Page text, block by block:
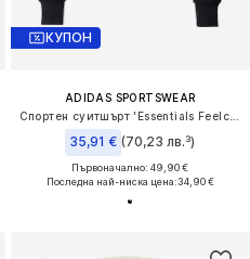
КУПОН
ADIDAS SPORTSWEAR
35,91 € (70,23 лв.³)
Първоначално: 49,90 €
Последна най-ниска цена:34,90 €